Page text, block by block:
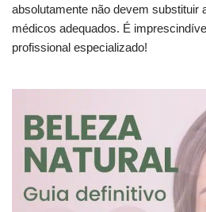
absolutamente não devem substituir
médicos adequados. É
profissional especializado!